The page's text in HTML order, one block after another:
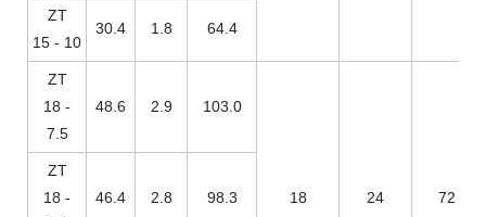
ZT
15 - 10
30.4 1.8 64.4
ZT
18 -
7.5
48.6 2.9 103.0
18 24 72
ZT
18 -
46.4 2.8 98.3